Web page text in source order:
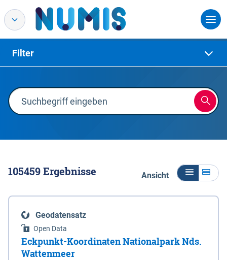
Filter
105459Ergebnisse Ansicht
Geodatensatz
Open Data
Eckpunkt-Koordinaten Nationalpark Nds.
Wattenmeer